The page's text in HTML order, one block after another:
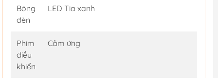
Bóng
đèn
LED Tia xanh
Phím
điều
khiển
Cảm ứng